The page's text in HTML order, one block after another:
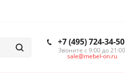
+7 (495) 724-34-50
Звоните с 9:00 до 21:00
sale@mebel-on.ru